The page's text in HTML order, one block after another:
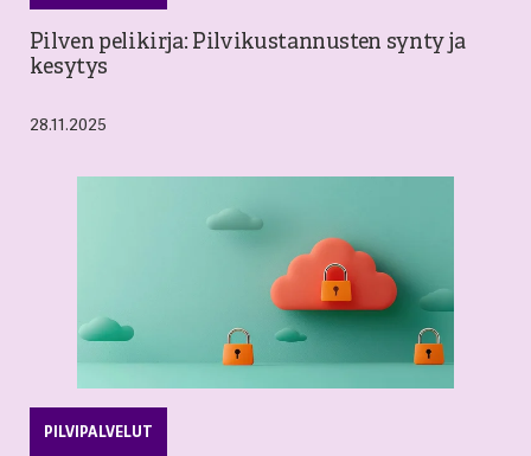
Pilven pelikirja: Pilvikustannusten synty ja
kesytys
28.11.2025
PILVIPALVELUT